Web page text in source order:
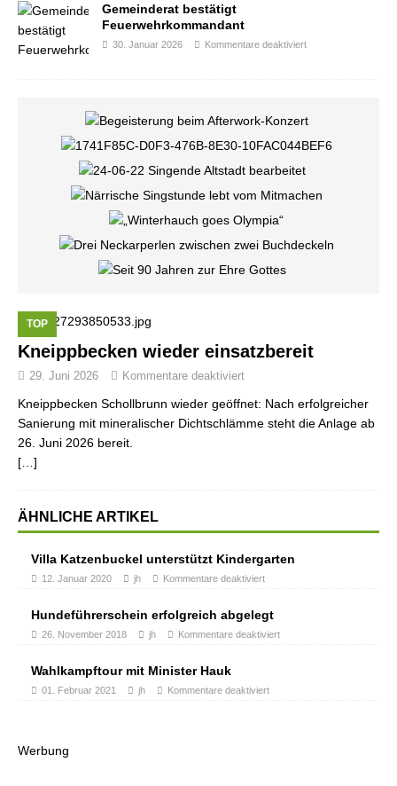
Gemeinderat bestätigt
Feuerwehrkommandant
30. Januar 2026 Kommentare deaktiviert
TOP
Kneippbecken wieder einsatzbereit
29. Juni 2026 Kommentare deaktiviert
Kneippbecken Schollbrunn wieder geöffnet: Nach erfolgreicher
Sanierung mit mineralischer Dichtschlämme steht die Anlage ab
26. Juni 2026 bereit.
[…]
ÄHNLICHE ARTIKEL
Villa Katzenbuckel unterstützt Kindergarten
12. Januar 2020 jh Kommentare deaktiviert
Hundeführerschein erfolgreich abgelegt
26. November 2018 jh Kommentare deaktiviert
Wahlkampftour mit Minister Hauk
01. Februar 2021 jh Kommentare deaktiviert
Werbung